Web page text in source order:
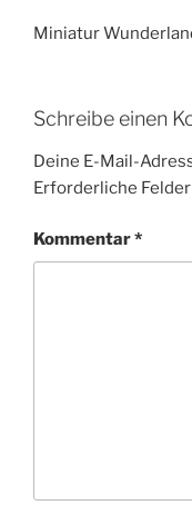
Miniatur
Schreibe einen
Deine E-Mail-
Erforderliche
Kommentar*